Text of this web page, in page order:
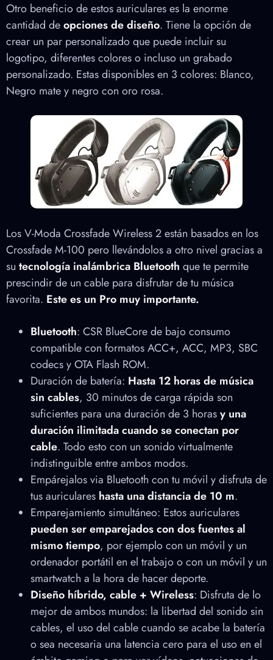
Otro beneficio de estos auriculares es la enorme
cantidad deopciones de diseño. Tiene la opción de
crear un par personalizado que puede incluir su
logotipo, diferentes colores o incluso un grabado
personalizado. Estas disponibles en 3 colores: Blanco,
Negro mate y negro con oro rosa.
Los V-Moda Crossfade Wireless 2 están basados en los
Crossfade M-100 pero llevándolos a otro nivel gracias a
su tecnología inalámbrica Bluetooth que te permite
prescindir de un cable para disfrutar de tu música
favorita. Este es un Pro muy importante.
Bluetooth: CSR BlueCore de bajo consumo
compatible con formatos ACC+, ACC, MP3, SBC
codecs y OTA Flash ROM.
Duración de batería: Hasta 12 horas de música
sin cables, 30 minutos de carga rápida son
suficientes para una duración de 3 horasy una
duración ilimitada cuando se conectan por
cable. Todo esto con un sonido virtualmente
indistinguible entre ambos modos.
Empárejalos via Bluetooth con tu móvil y disfruta de
tus auriculares hasta una distancia de 10 m.
Emparejamiento simultáneo: Estos auriculares
pueden ser emparejados con dos fuentes al
mismo tiempo, por ejemplo con un móvil y un
ordenador portátil en el trabajo o con un móvil y un
smartwatch a la hora de hacer deporte.
Diseño híbrido, cable + Wireless: Disfruta de lo
mejor de ambos mundos: la libertad del sonido sin
cables, el uso del cable cuando se acabe la batería
o sea necesaria una latencia cero para el uso en el